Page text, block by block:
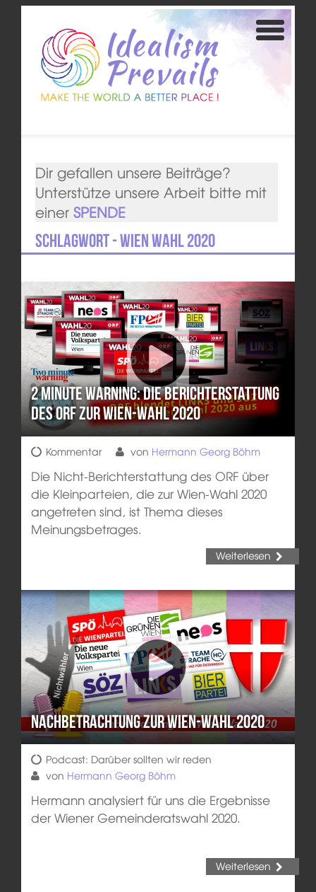
Dir gefallen unsere Beiträge?
Unterstütze unsere Arbeit bitte mit
einer SPENDE
Schlagwort - Wien Wahl 2020
2 minute warning: Die Berichterstattung
des ORF zur Wien-Wahl 2020
Kommentar von Hermann Georg Böhm
Die Nicht-Berichterstattung des ORF über
die Kleinparteien, die zur Wien-Wahl 2020
angetreten sind, ist Thema dieses
Meinungsbetrages.
Weiterlesen
Nachbetrachtung zur Wien-Wahl 2020
Podcast: Darüber sollten wir reden
von Hermann Georg Böhm
Hermann analysiert für uns die Ergebnisse
der Wiener Gemeinderatswahl 2020.
Weiterlesen